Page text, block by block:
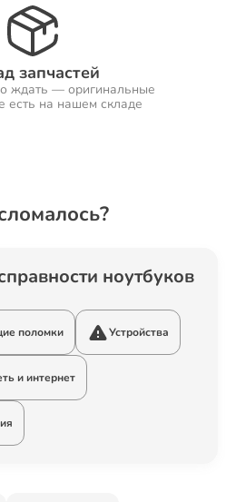
запчастей
ждать — оригинальные
есть на нашем складе
ноутбуков
поломки Устройства
и интернет
машин
панелей
систем